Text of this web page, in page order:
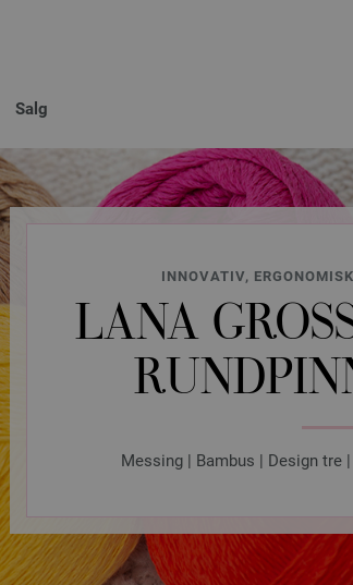
Salg
INNOVATIV,
LANA
Messing | Bambus | Design tre